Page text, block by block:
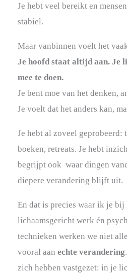
Je hebt veel bereikt en
stabiel.
Maar vanbinnen voelt het
Je hoofd staat altijd aan. Je
mee te doen.
Je bent moe van het denken,
Je voelt dat het anders kan,
Je hebt al zoveel geprobeerd:
boeken, retreats. Je hebt
begrijpt ook waar dingen
diepere verandering blijft uit.
En dat is precies waar ik je bij
lichaamsgericht werk én
technieken werken we niet
vooral aan echte verandering
zich hebben vastgezet: in je